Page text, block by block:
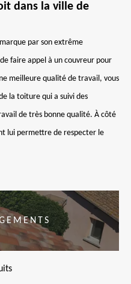
dans la ville de
par son extrême
faire appel à un couvreur pour
meilleure qualité de travail, vous
la toiture qui a suivi des
de très bonne qualité. À côté
lui permettre de respecter le